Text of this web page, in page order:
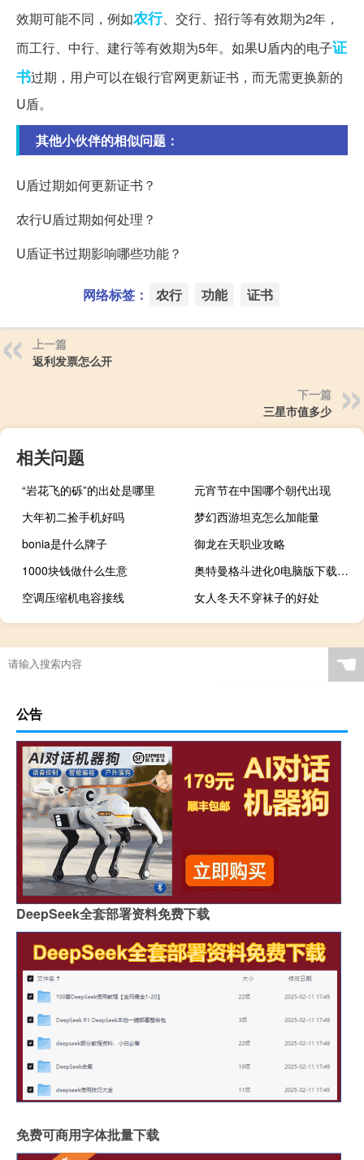
效期可能不同，例如农行、交行、招行等有效期为2年，
而工行、中行、建行等有效期为5年。如果U盾内的电子证
书过期，用户可以在银行官网更新证书，而无需更换新的
U盾。
其他小伙伴的相似问题：
U盾过期如何更新证书？
农行U盾过期如何处理？
U盾证书过期影响哪些功能？
网络标签： 农行 功能 证书
上一篇
返利发票怎么开
下一篇
三星市值多少
相关问题
“岩花飞的砾”的出处是哪里
元宵节在中国哪个朝代出现
大年初二捡手机好吗
梦幻西游坦克怎么加能量
bonia是什么牌子
御龙在天职业攻略
1000块钱做什么生意
奥特曼格斗进化0电脑版下载教程（奥特曼格斗进化0电脑版怎么玩）
空调压缩机电容接线
女人冬天不穿袜子的好处
☚
公告
DeepSeek全套部署资料免费下载
免费可商用字体批量下载